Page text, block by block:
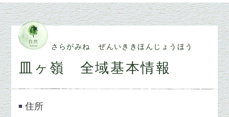
さらがみね ぜんいききほんじょうほう
皿ヶ嶺 全域基本情報
住所